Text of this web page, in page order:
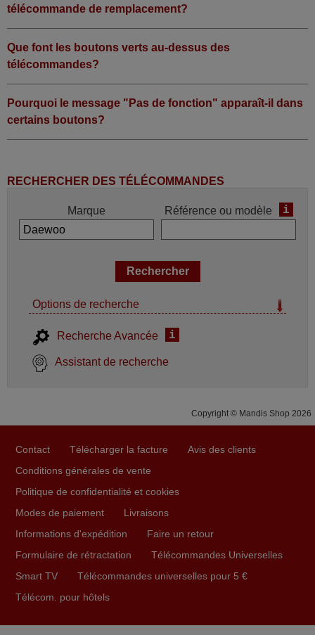
télécommande de remplacement?
Que font les boutons verts au-dessus des
télécommandes?
Pourquoi le message "Pas de fonction" apparaît-il dans
certains boutons?
RECHERCHER DES TÉLÉCOMMANDES
Marque Référence ou modèle i
Options de recherche
Recherche Avancée i
Assistant de recherche
Copyright © Mandis Shop 2026
Contact Télécharger la facture
Avis des clients
Conditions générales de vente
Politique de confidentialité et cookies
Modes de paiement
Livraisons
Informations d'expédition
Faire un retour
Formulaire de rétractation
Télécommandes Universelles
Smart TV
Télécommandes universelles pour 5 €
Télécom. pour hôtels